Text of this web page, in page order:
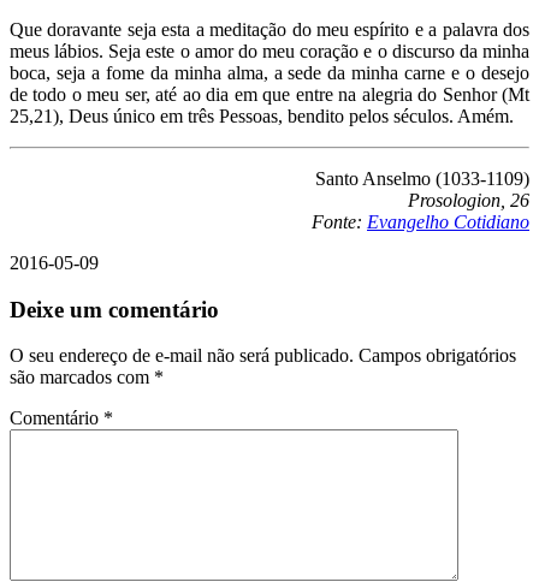
Que doravante seja esta a meditação do meu espírito e a palavra dos
meus lábios. Seja este o amor do meu coração e o discurso da minha
boca, seja a fome da minha alma, a sede da minha carne e o desejo
de todo o meu ser, até ao dia em que entre na alegria do Senhor (Mt
25,21), Deus único em três Pessoas, bendito pelos séculos. Amém.
Santo Anselmo (1033-1109)
Prosologion, 26
Fonte: Evangelho Cotidiano
2016-05-09
Deixe um comentário
O seu endereço de e-mail não será publicado. Campos obrigatórios
são marcados com *
Comentário *